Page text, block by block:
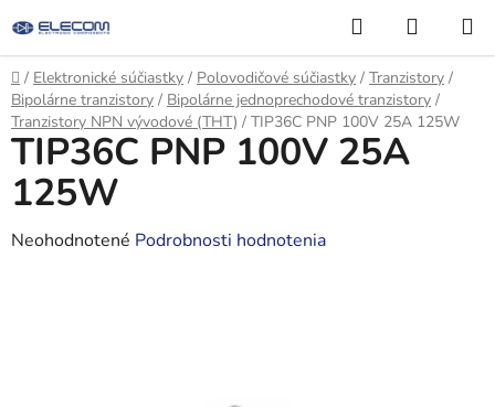
na
obsah
Hľadať
KOŠÍK
Domov
/ Elektronické súčiastky / Polovodičové súčiastky / Tranzistory /
Bipolárne tranzistory / Bipolárne jednoprechodové tranzistory /
Tranzistory NPN vývodové (THT) / TIP36C PNP 100V 25A 125W
TIP36C PNP 100V 25A
125W
Priemerné
Neohodnotené Podrobnosti hodnotenia